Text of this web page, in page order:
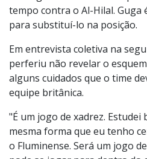
Outra dúvida de Renato
direito Samuel Xavier, que
o obrigaram a sair de campo
tempo contra o Al-Hilal. Guga
para substituí-lo na posição.
Em entrevista coletiva na
perferiu não revelar o
alguns cuidados que o time
equipe britânica.